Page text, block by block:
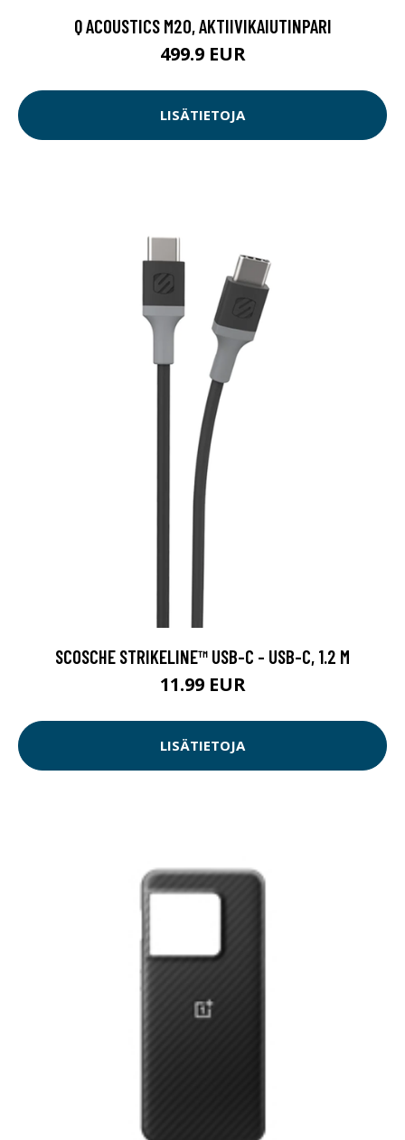
Q ACOUSTICS M20, AKTIIVIKAIUTINPARI
499.9 EUR
LISÄTIETOJA
SCOSCHE STRIKELINE™ USB-C - USB-C, 1.2 M
11.99 EUR
LISÄTIETOJA